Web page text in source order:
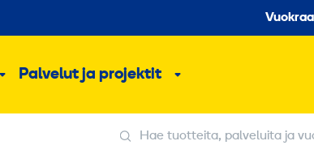
Alavalikko
Palvelut ja projektit Alavalikko
Hae tuotteita, palveluita ja
Hae tuotteita, palveluita ja